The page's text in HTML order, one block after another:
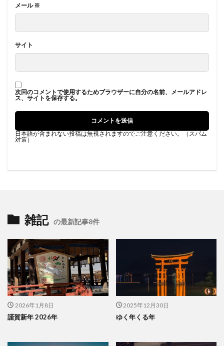
メール※
サイト
次回のコメントで使用するためブラウザーに自分の名前、メールアドレ
ス、サイトを保存する。
日本語が含まれない投稿は無視されますのでご注意ください。（スパム
対策）
雑記 の最新記事8件
2026年1月8日
謹賀新年 2026年
2025年12月30日
ゆく年くる年